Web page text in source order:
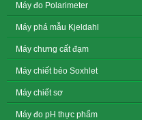
Máy đo Polarimeter
Máy phá mẫu Kjeldahl
Máy chưng cất đạm
Máy chiết béo Soxhlet
Máy chiết sơ
Máy đo pH thực phẩm